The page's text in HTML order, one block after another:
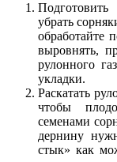
убрать
обработайте
выровнять,
рулонного
укладки.
Раскатать
чтобы
семенами
дернину
стык» как